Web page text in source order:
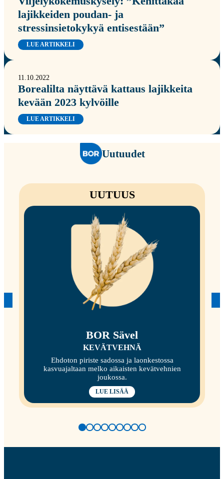
lajikkeiden poudan- ja
stressinsietokykyä entisestään”
LUE ARTIKKELI
11.10.2022
Borealilta näyttävä kattaus lajikkeita
kevään 2023 kylvöille
LUE ARTIKKELI
Uutuudet
UUTUUS
BOR Sävel
KEVÄTVEHNÄ
Ehdoton piriste sadossa ja laonkestossa
kasvuajaltaan melko aikaisten kevätvehnien
joukossa.
LUE LISÄÄ